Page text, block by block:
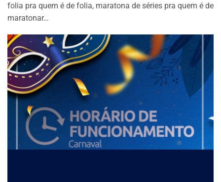
folia pra quem é de folia, maratona de séries pra quem é de
maratonar…